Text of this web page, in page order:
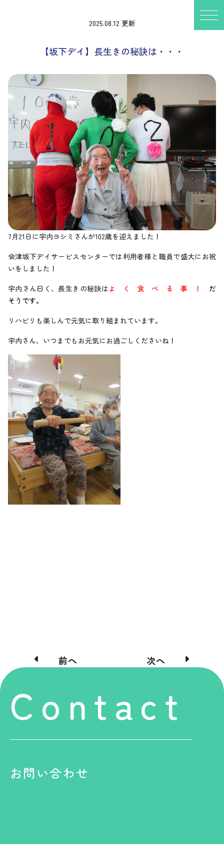
2025.08.12 更新
【坂下デイ】長生きの秘訣は・・・
7月21日に宇内ヨシミさんが102歳を迎えました！
会津坂下デイサービスセンターでは利用者様と職員で盛大にお祝
いをしました！
宇内さん曰く、長生きの秘訣はよ く 食 べ る 事 ！ だ
そうです。
リハビリも楽しんで元気に取り組まれています。
宇内さん、いつまでもお元気にお過ごしくださいね！
前へ 次へ
Contact
お問い合わせ